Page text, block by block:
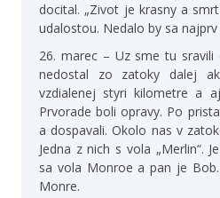
docital. „Zivot je krasny a
udalostou. Nedalo by sa
26. marec – Uz sme tu
nedostal zo zatoky dalej
vzdialenej styri kilometre a
Prvorade boli opravy. Po
a dospavali. Okolo nas v
Jedna z nich s vola „Merlin“.
sa vola Monroe a pan je
Monre.